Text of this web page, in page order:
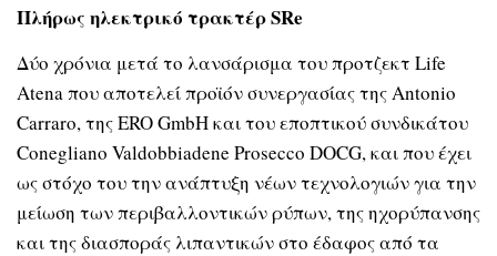
Πλήρως ηλεκτρικό τρακτέρSRe
Δύο χρόνια μετά το λανσάρισμα του προτζεκτ Life
Atena που αποτελεί προϊόν συνεργασίας της Antonio
Carraro, της ERO GmbH και του εποπτικού συνδικάτου
Conegliano Valdobbiadene Prosecco DOCG, και που έχει
ως στόχο του την ανάπτυξη νέων τεχνολογιών για την
μείωση των περιβαλλοντικών ρύπων, της ηχορύπανσης
και της διασποράς λιπαντικών στο έδαφος από τα